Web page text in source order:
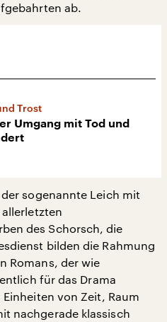
ab.
Trost
Umgang mit Tod und
sogenannte Leich mit
des Schorsch, die
bilden die Rahmung
Romans, der wie
für das Drama
von Zeit, Raum
nachgerade klassisch